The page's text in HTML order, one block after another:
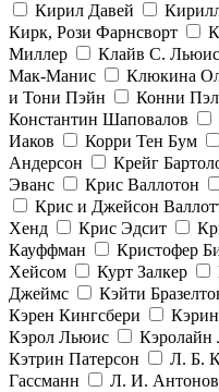
Кирил Давей
Кирк, Рози Фарнсворт
Миллер
Клайв С. Льюис
Мак-Манис
Клюкина
и Тони Пэйн
Конни
Константин Шаповалов
Иаков
Корри Тен Бум
Андерсон
Крейг
Эванс
Крис Валлотон
Крис и Джейсон
Хенд
Крис Эдсит
Кауффман
Кристофер
Хейсом
Курт Залкер
Джеймс
Кэйти
Кэрен Кингсбери
Кэрол Льюис
Кэтрин Патерсон
Л. Б.
Гассманн
Л. И.